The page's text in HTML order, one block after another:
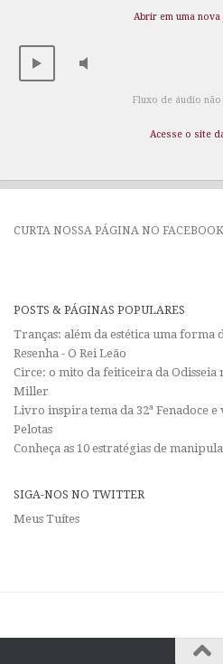
Abrir em uma nova
Fluxo de áudio
Acesse o site
CURTA NOSSA PÁGINA NO FACEBOOK
POSTS & PÁGINAS POPULARES
Tranças: além da estética uma forma
Resenha - O Rei Leão
Circe: o mito da feiticeira da
Miller
Livro inspira tema da 32ª Fenadoce
Pelotas
Conheça as 10 estratégias de
SIGA-NOS NO TWITTER
Meus Tuítes